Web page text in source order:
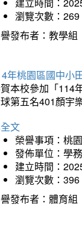
瀏覽次數：269
發布者：教學組
年桃園區國中小
本校參加「114
第五名401顏宇
文
榮譽事項：桃
發佈單位：學
建立時間：
瀏覽次數：396
發布者：體育組